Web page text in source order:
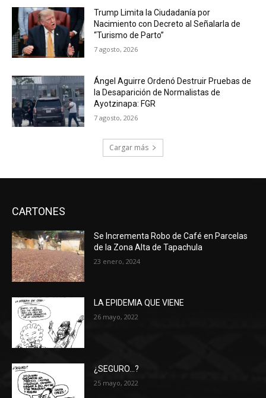
Trump Limita la Ciudadanía por
Nacimiento con Decreto al Señalarla de
“Turismo de Parto”
7 agosto, 2026
Ángel Aguirre Ordenó Destruir Pruebas de
la Desaparición de Normalistas de
Ayotzinapa: FGR
7 agosto, 2026
Cargar más
CARTONES
Se Incrementa Robo de Café en Parcelas
de la Zona Alta de Tapachula
23 enero, 2024
LA EPIDEMIA QUE VIENE
26 mayo, 2022
¿SEGURO…?
25 mayo, 2022